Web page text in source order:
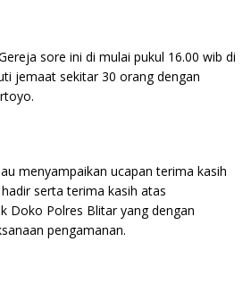
sore ini di mulai pukul 16.00 wib di
jemaat sekitar 30 orang dengan
menyampaikan ucapan terima kasih
serta terima kasih atas
Doko Polres Blitar yang dengan
pengamanan.